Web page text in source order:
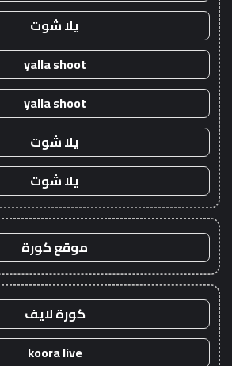
يلا شوت
yalla shoot
yalla shoot
يلا شوت
يلا شوت
موقع كورة
كورة لايف
koora live